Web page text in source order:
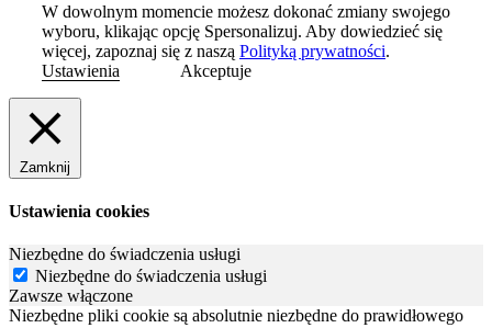
W dowolnym momencie możesz dokonać zmiany swojego
wyboru, klikając opcję Spersonalizuj. Aby dowiedzieć się
więcej, zapoznaj się z naszą Polityką prywatności.
Ustawienia
Akceptuje
Zamknij
Ustawienia cookies
Niezbędne do świadczenia usługi
Niezbędne do świadczenia usługi
Zawsze włączone
Niezbędne pliki cookie są absolutnie niezbędne do prawidłowego